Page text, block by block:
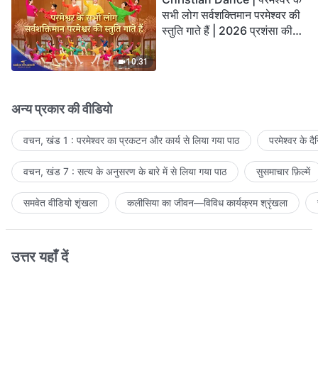
10:31
सभी लोग सर्वशक्तिमान परमेश्वर की
स्तुति गाते हैं | 2026 प्रशंसा की
अन्य प्रकार की वीडियो
वचन, खंड 1 : परमेश्वर का प्रकटन और कार्य से लिया गया पाठ परमेश्वर के
वचन, खंड 7 : सत्य के अनुसरण के बारे में से लिया गया पाठ सुसमाचार फ़िल्में
समवेत वीडियो शृंखला कलीसिया का जीवन—विविध कार्यक्रम श्रृंखला
उत्तर यहाँ दें